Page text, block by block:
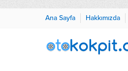
Ana Sayfa Hakkımızda